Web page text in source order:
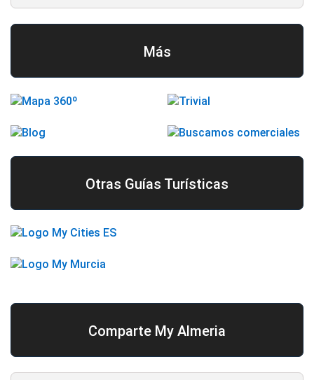
Más
Otras Guías Turísticas
Comparte My Almeria